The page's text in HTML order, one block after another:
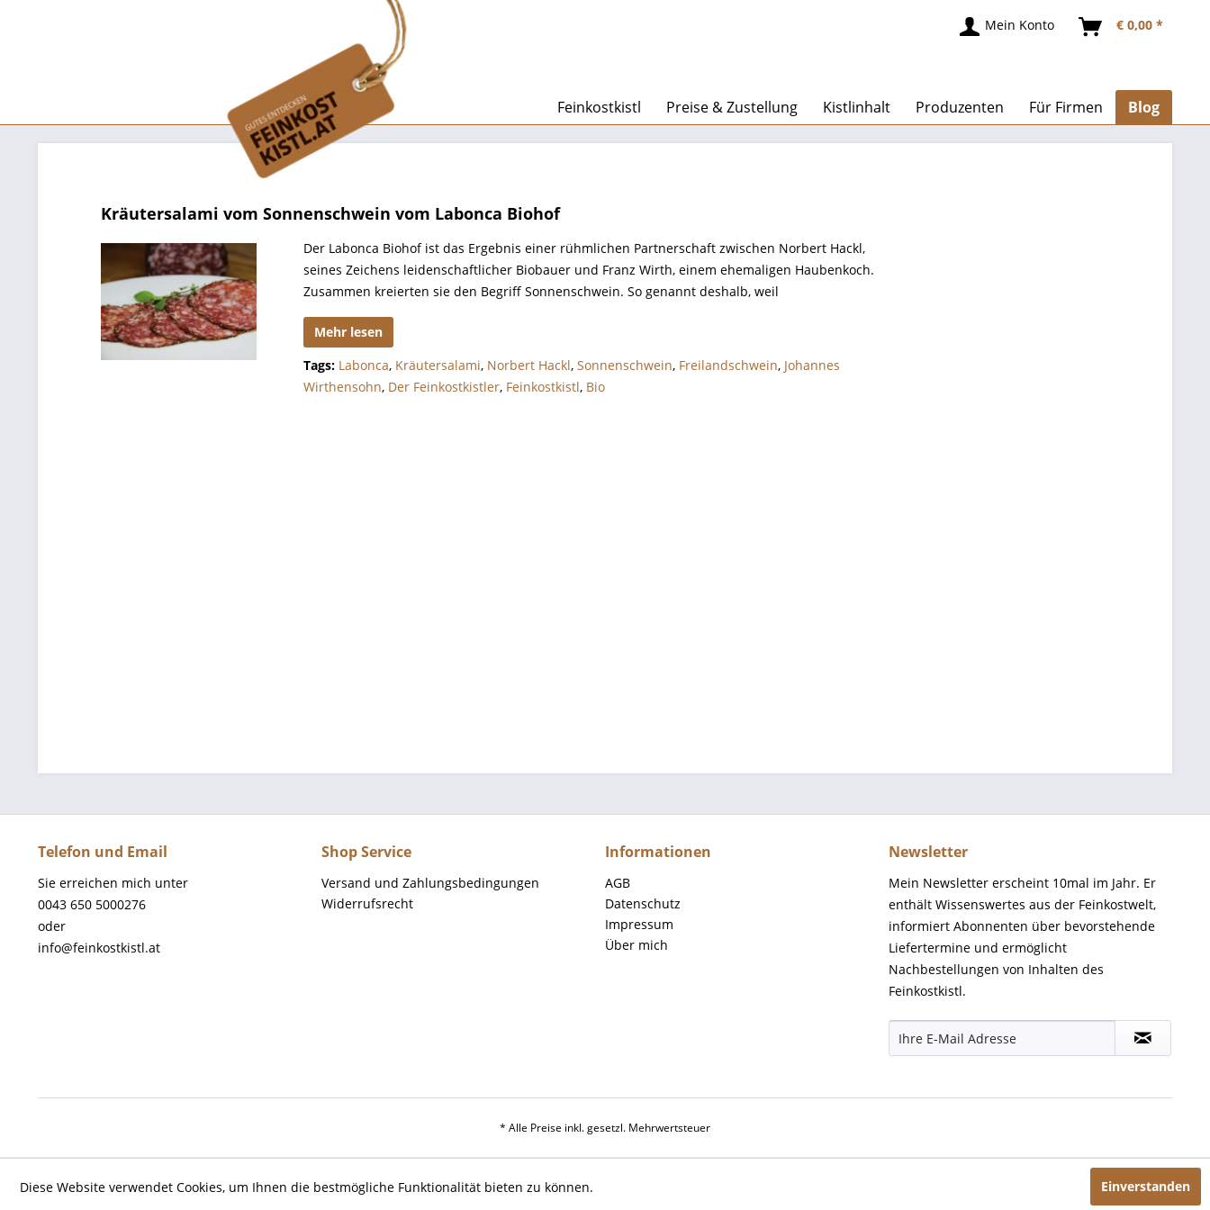
Mein Konto € 0,00 *
Feinkostkistl Preise & Zustellung Kistlinhalt Produzenten Für Firmen Blog
Kräutersalami vom Sonnenschwein vom Labonca Biohof
Der Labonca Biohof ist das Ergebnis einer rühmlichen Partnerschaft zwischen Norbert Hackl,
seines Zeichens leidenschaftlicher Biobauer und Franz Wirth, einem ehemaligen Haubenkoch.
Zusammen kreierten sie den Begriff Sonnenschwein. So genannt deshalb, weil
Mehr lesen
Tags: Labonca, Kräutersalami, Norbert Hackl, Sonnenschwein, Freilandschwein, Johannes
Wirthensohn, Der Feinkostkistler, Feinkostkistl, Bio
Telefon und Email
Sie erreichen mich unter
0043 650 5000276
oder
info@feinkostkistl.at
Shop Service
Versand und Zahlungsbedingungen
Widerrufsrecht
Informationen
AGB
Datenschutz
Impressum
Über mich
Newsletter
Mein Newsletter erscheint 10mal im Jahr. Er
enthält Wissenswertes aus der Feinkostwelt,
informiert Abonnenten über bevorstehende
Liefertermine und ermöglicht
Nachbestellungen von Inhalten des
Feinkostkistl.
* Alle Preise inkl. gesetzl. Mehrwertsteuer
Diese Website verwendet Cookies, um Ihnen die bestmögliche Funktionalität bieten zu können. Einverstanden